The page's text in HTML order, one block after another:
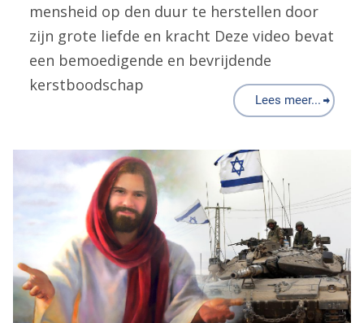
mensheid op den duur te herstellen door
zijn grote liefde en kracht Deze video bevat
een bemoedigende en bevrijdende
kerstboodschap
Lees meer...